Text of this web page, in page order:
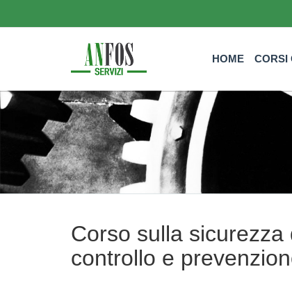
HOME CORSI
Corso sulla
controllo e